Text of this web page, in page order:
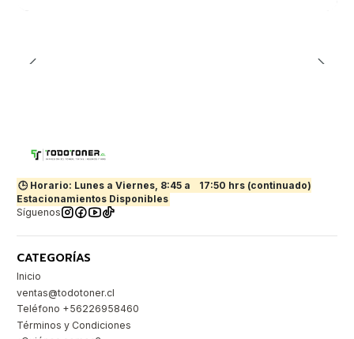
🕒 Horario: Lunes a Viernes, 8:45 a
17:50 hrs (continuado)
Estacionamientos Disponibles
Síguenos
CATEGORÍAS
Inicio
ventas@todotoner.cl
Teléfono +56226958460
Términos y Condiciones